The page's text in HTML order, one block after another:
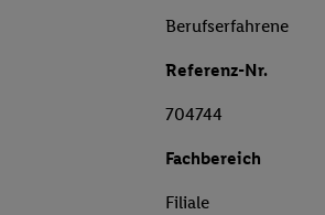
Berufserfahrene
Referenz-Nr.
704744
Fachbereich
Filiale